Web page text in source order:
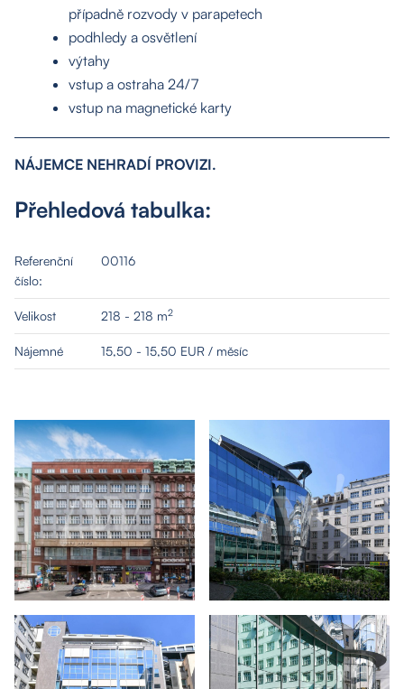
případně rozvody v parapetech
podhledy a osvětlení
výtahy
vstup a ostraha 24/7
vstup na magnetické karty
NÁJEMCE NEHRADÍ PROVIZI.
Přehledová tabulka:
Referenční
číslo:
00116
Velikost 218 - 218 m2
Nájemné 15,50 - 15,50 EUR / měsíc